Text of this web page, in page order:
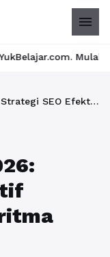
menu
langkah
Link Building di 2026: Strategi SEO Efektif Berdasarkan Algoritma Google 2026